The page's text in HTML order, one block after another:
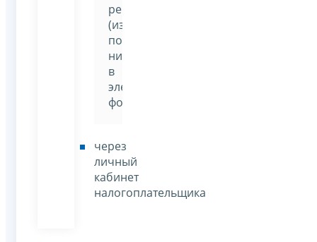
решений
(извещения)
по
ним
в
электронной
форме»
через
личный
кабинет
налогоплательщика